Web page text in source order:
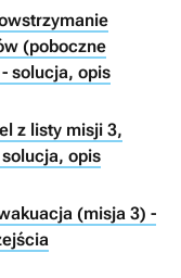
(poboczne
solucja, opis
z listy misji 3,
opis
(misja 3) -